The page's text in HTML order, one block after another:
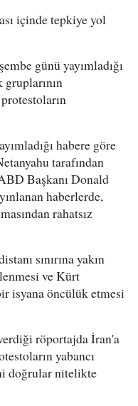
içinde tepkiye yol
günü yayımladığı
habere göre
tarafından
Başkanı Donald
haberlerde,
rahatsız
sınırına yakın
ve Kürt
isyana öncülük etmesi
röportajda İran'a
yabancı
doğrular nitelikte